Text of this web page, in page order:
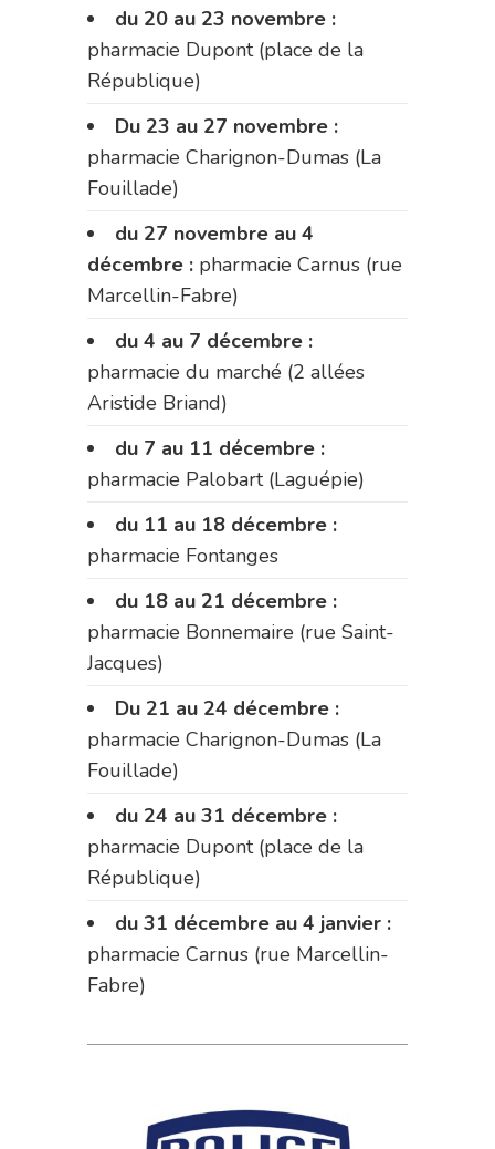
du 20 au 23 novembre :
pharmacie Dupont (place de la
République)
Du 23 au 27 novembre :
pharmacie Charignon-Dumas (La
Fouillade)
du 27 novembre au 4
décembre : pharmacie Carnus (rue
Marcellin-Fabre)
du 4 au 7 décembre :
pharmacie du marché (2 allées
Aristide Briand)
du 7 au 11 décembre :
pharmacie Palobart (Laguépie)
du 11 au 18 décembre :
pharmacie Fontanges
du 18 au 21 décembre :
pharmacie Bonnemaire (rue Saint-
Jacques)
Du 21 au 24 décembre :
pharmacie Charignon-Dumas (La
Fouillade)
du 24 au 31 décembre :
pharmacie Dupont (place de la
République)
du 31 décembre au 4 janvier :
pharmacie Carnus (rue Marcellin-
Fabre)